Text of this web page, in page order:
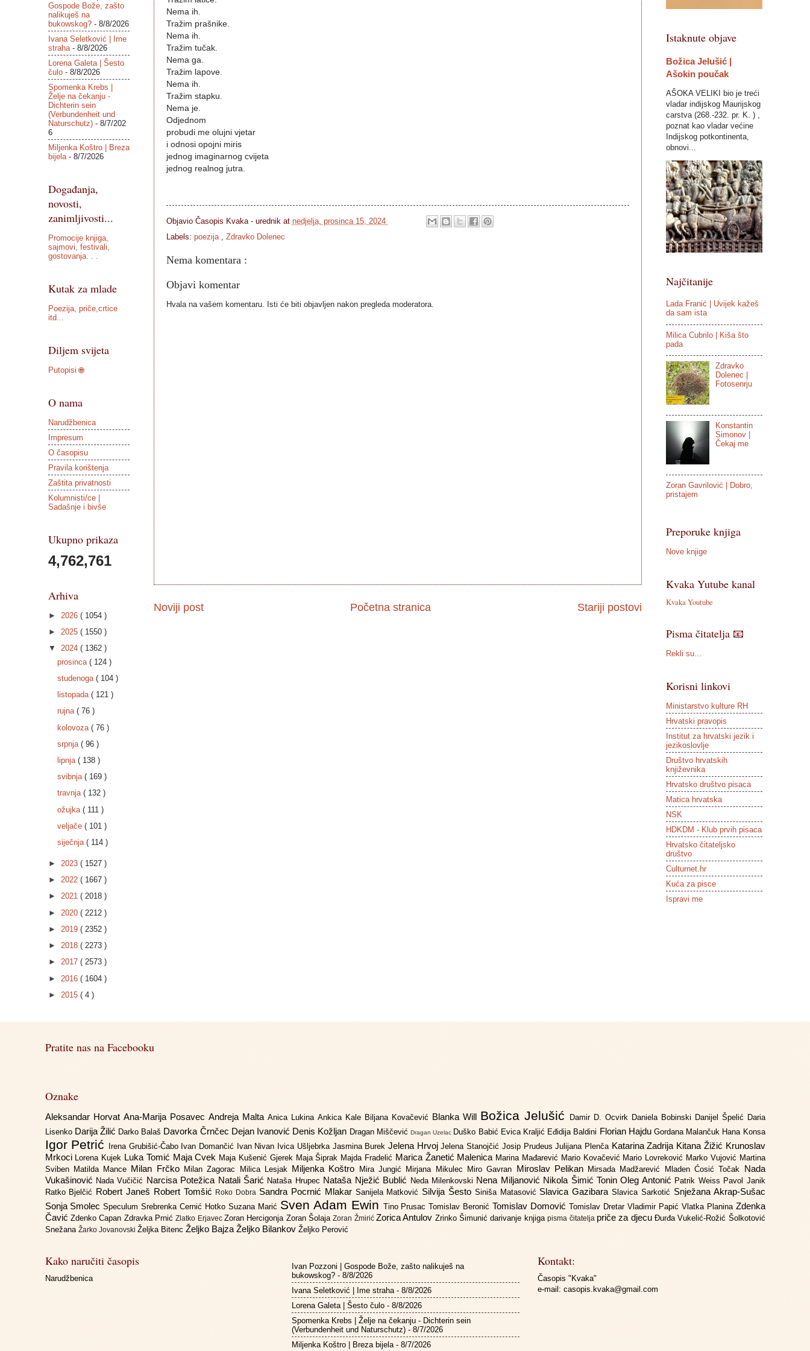
Nema ih.
Tražim prašnike.
Nema ih.
Tražim tučak.
Nema ga.
Tražim lapove.
Nema ih.
Tražim stapku.
Nema je.
Odjednom
probudi me olujni vjetar
i odnosi opojni miris
jednog imaginarnog cvijeta
jednog realnog jutra.
Objavio Časopis Kvaka - urednik at nedjelja, prosinca 15, 2024
Labels: poezija , Zdravko Dolenec
Nema komentara :
Objavi komentar
Hvala na vašem komentaru. Isti će biti objavljen nakon pregleda moderatora.
Noviji post Stariji postovi
Početna stranica
Gospode Bože, zašto
nalikuješ na
bukowskog?- 8/8/2026
Ivana Seletković | Ime
straha- 8/8/2026
Lorena Galeta | Šesto
čulo- 8/8/2026
Spomenka Krebs |
Želje na čekanju -
Dichterin sein
(Verbundenheit und
Naturschutz)- 8/7/202
6
Miljenka Koštro | Breza
bijela- 8/7/2026
Događanja,
novosti,
zanimljivosti...
Promocije knjiga,
sajmovi, festivali,
gostovanja. . .
Kutak za mlade
Poezija, priče,crtice
itd...
Diljem svijeta
Putopisi 🌐
O nama
Narudžbenica
Impresum
O časopisu
Pravila korištenja
Zaštita privatnosti
Kolumnisti/ce |
Sadašnje i bivše
Ukupno prikaza
4,762,761
Arhiva
► 2026 ( 1054 )
► 2025 ( 1550 )
▼ 2024 ( 1362 )
prosinca ( 124 )
studenoga ( 104 )
listopada ( 121 )
rujna ( 76 )
kolovoza ( 76 )
srpnja ( 96 )
lipnja ( 138 )
svibnja ( 169 )
travnja ( 132 )
ožujka ( 111 )
veljače ( 101 )
siječnja ( 114 )
► 2023 ( 1527 )
► 2022 ( 1667 )
► 2021 ( 2018 )
► 2020 ( 2212 )
► 2019 ( 2352 )
► 2018 ( 2273 )
► 2017 ( 2573 )
► 2016 ( 1604 )
► 2015 ( 4 )
Istaknute objave
Božica Jelušić |
Ašokin poučak
AŠOKA VELIKI bio je treći
vladar indijskog Maurijskog
carstva (268.-232. pr. K. ) ,
poznat kao vladar većine
Indijskog potkontinenta,
obnovi...
Najčitanije
Lada Franić | Uvijek kažeš
da sam ista
Milica Cubrilo | Kiša što
pada
Zdravko
Dolenec |
Fotosenrju
Konstantin
Simonov |
Čekaj me
Zoran Gavrilović | Dobro,
pristajem
Preporuke knjiga
Nove knjige
Kvaka Yutube kanal
Kvaka Youtube
Pisma čitatelja 📧
Rekli su...
Korisni linkovi
Ministarstvo kulture RH
Hrvatski pravopis
Institut za hrvatski jezik i
jezikoslovlje
Društvo hrvatskih
književnika
Hrvatsko društvo pisaca
Matica hrvatska
NSK
HDKDM - Klub prvih pisaca
Hrvatsko čitateljsko
društvo
Culturnet.hr
Kuća za pisce
Ispravi me
Pratite nas na Facebooku
Oznake
Aleksandar Horvat Ana-Marija Posavec Andreja Malta Anica Lukina Ankica Kale Biljana Kovačević Blanka Will Božica Jelušić Damir D. Ocvirk Daniela Bobinski Danijel Špelić Daria
Lisenko Darija Žilić Darko Balaš Davorka Črnčec Dejan Ivanović Denis Kožljan Dragan MiščevićDragan Uzelac Duško Babić Evica Kraljić Eđidija Baldini Florian Hajdu Gordana Malančuk Hana Konsa
Igor Petrić Irena Grubišić-Čabo Ivan Domančić Ivan Nivan Ivica Ušljebrka Jasmina BurekJelena HrvojJelena Stanojčić Josip PrudeusJulijana Plenča Katarina Zadrija Kitana Žižić Krunoslav
Mrkoci Lorena Kujek Luka Tomić Maja Cvek Maja Kušenić Gjerek Maja Šiprak Majda Fradelić Marica Žanetić Malenica Marina Mađarević Mario Kovačević Mario Lovreković Marko Vujović Martina
Sviben Matilda Mance Milan Frčko Milan Zagorac Milica Lesjak Miljenka Koštro Mira Jungić Mirjana Mikulec Miro Gavran Miroslav Pelikan Mirsada Madžarević Mladen Ćosić Točak
Nada
Vukašinović Nada Vučičić Narcisa Potežica Natali Šarić Nataša Hrupec Nataša Nježić Bublić Neda Milenkovski Nena Miljanović Nikola Šimić ToninOleg Antonić Patrik Weiss Pavol Janik
Ratko Bjelčić Robert Janeš Robert Tomšić Roko Dobra Sandra Pocrnić Mlakar Sanijela Matković Silvija Šesto Siniša Matasović Slavica GazibaraSlavica Sarkotić Snježana Akrap-Sušac
Sonja SmolecSpeculumSrebrenka Cernić Hotko Suzana Marić Sven Adam Ewin Tino PrusacTomislav Beronić Tomislav DomovićTomislav Dretar Vladimir Papić Vlatka Planina Zdenka
Čavić Zdenko Capan Zdravka PrnićZlatko Erjavec Zoran Hercigonja Zoran ŠolajaZoran ŽmirićZorica Antulov Zrinko Šimunićdarivanje knjigapisma čitatelja priče za djecu Đurđa Vukelić-Rožić Šolkotović
Snežana Žarko Jovanovski Željka Bitenc Željko BajzaŽeljko Bilankov Željko Perović
Kako naručiti časopis
Narudžbenica
Ivan Pozzoni | Gospode Bože, zašto nalikuješ na
bukowskog?- 8/8/2026
Ivana Seletković | Ime straha- 8/8/2026
Lorena Galeta | Šesto čulo- 8/8/2026
Spomenka Krebs | Želje na čekanju - Dichterin sein
(Verbundenheit und Naturschutz)- 8/7/2026
Miljenka Koštro | Breza bijela- 8/7/2026
Kontakt:
Časopis "Kvaka"
e-mail: casopis.kvaka@gmail.com